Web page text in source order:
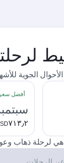
الجوية
أفضل سعر
٧١٣٫٢
هي لرحلة ذهاب